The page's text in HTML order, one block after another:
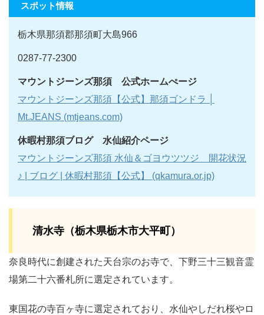
スポット情報
栃木県那須郡那須町大島966
0287-77-2300
マウントジーンズ那須 公式ホームぺージ
マウントジーンズ那須【公式】那須ゴンドラ │
Mt.JEANS (mtjeans.com)
休暇村那須ブログ 水仙紹介ページ
マウントジーンズ那須 水仙＆ゴヨウツツジ 開花状況
♪ | ブログ | 休暇村那須【公式】 (qkamura.or.jp)
清水寺（栃木県栃木市大平町）
奈良時代に創建された天台宗のお寺で、下野三十三観音霊
場第二十六番札所に選定されています。
東国花の寺百ヶ寺に選定されており、水仙やしだれ桜やロ